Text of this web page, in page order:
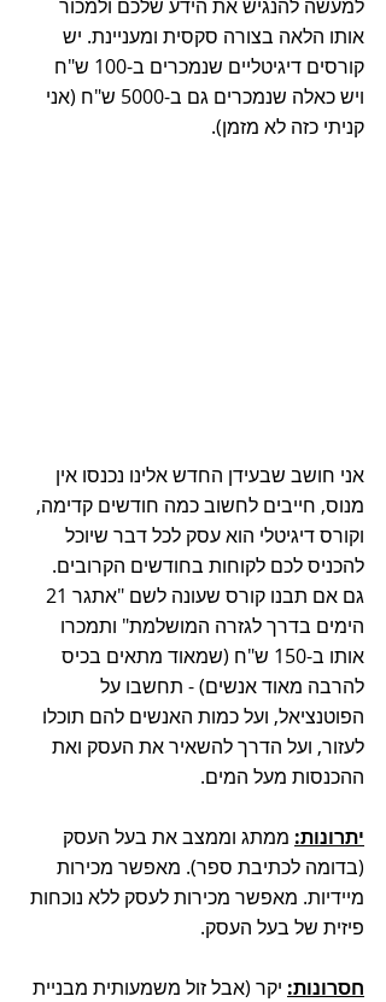
למעשה להנגיש את הידע שלכם ולמכור
אותו הלאה בצורה סקסית ומעניינת. יש
קורסים דיגיטליים שנמכרים ב-100 ש"ח
ויש כאלה שנמכרים גם ב-5000 ש"ח (אני
קניתי כזה לא מזמן).
אני חושב שבעידן החדש אלינו נכנסו אין
מנוס, חייבים לחשוב כמה חודשים קדימה,
וקורס דיגיטלי הוא עסק לכל דבר שיוכל
להכניס לכם לקוחות בחודשים הקרובים.
הימים בדרך לגזרה המושלמת" ותמכרו
אותו ב-150 ש"ח (שמאוד מתאים בכיס
להרבה מאוד אנשים) - תחשבו על
הפוטנציאל, ועל כמות האנשים להם תוכלו
לעזור, ועל הדרך להשאיר את העסק ואת
ההכנסות מעל המים.
יתרונות: ממתג וממצב את בעל העסק
(בדומה לכתיבת ספר). מאפשר מכירות
מיידיות. מאפשר מכירות לעסק ללא נוכחות
פיזית של בעל העסק.
חסרונות: יקר (אבל זול משמעותית מבניית